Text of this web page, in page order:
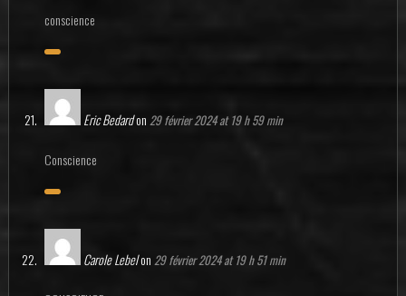
conscience
Eric Bedardon 29 février 2024 at 19 h 59 min
Conscience
Carole Lebelon 29 février 2024 at 19 h 51 min